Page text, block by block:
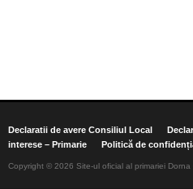
Declaratii de avere Consiliul Local
interese – Primarie
Politică de
Copyright © 2026 Site-ul oficial al primariei